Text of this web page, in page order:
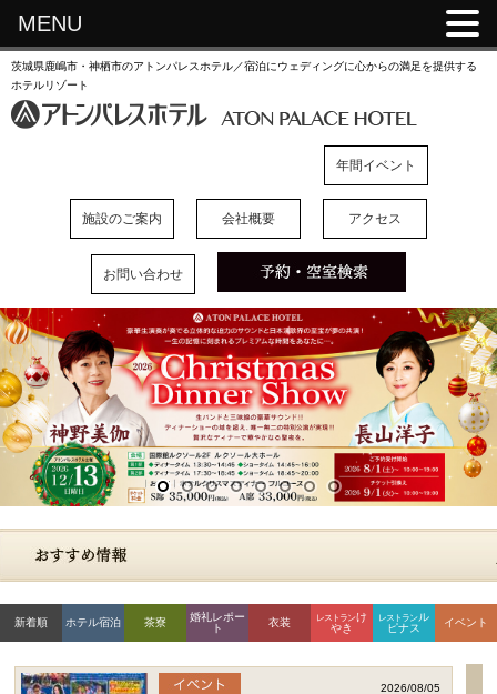
茨城県鹿嶋市・神栖市のアトンパレスホテル／宿泊にウェディングに心からの満足を提供する
ホテルリゾート
年間イベント
施設のご案内 会社概要 アクセス
お問い合わせ
新着順 ホテル宿泊 茶寮
婚礼レポー
ト
衣装 レストランけ
やき
レストランル
ピナス
イベント
2026/08/05
MENU